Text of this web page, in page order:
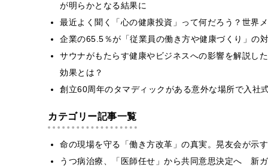
が明らかとなる結果に
最近よく聞く「心の健康投資」って何だろう？世界
企業の65.5％が「従業員の働き方や健康づくり」の
サウナがもたらす健康やビジネスへの影響を解説し
効果とは？
創立60周年のタマディックがある意外な場所で入社
カテゴリー記事一覧
命の現場を守る「働き方改革」の真実。晃友会が示
うつ病治療、「医師任せ」から共同意思決定へ 新